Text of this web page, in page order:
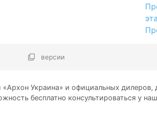
версии
Украина» и официальных дилеров,
бесплатно консультироваться у